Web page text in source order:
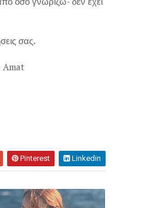
σας.
Amat
Pinterest Linkedin